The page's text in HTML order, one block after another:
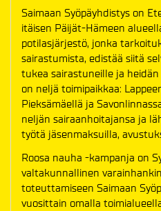
Saimaan Syöpäyhdistys on
itäisen Päijät-Hämeen
potilasjärjestö, jonka
sairastumista, edistää siitä
tukea sairastuneille ja
on neljä toimipaikkaa:
Pieksämäellä ja
neljän sairaanhoitajansa ja
työtä jäsenmaksuilla,
Roosa nauha -kampanja on
valtakunnallinen
toteuttamiseen Saimaan
vuosittain omalla